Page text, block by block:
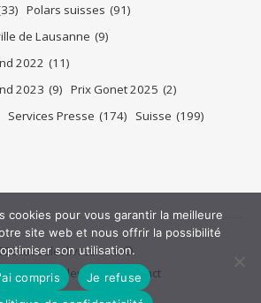
Polars suisses (91)
de Lausanne (9)
2022 (11)
2023 (9) Prix Gonet 2025 (2)
Services Presse (174) Suisse (199)
tasouleslivres.com ©
de confidentialité Contact
cookies pour vous garantir la meilleure
site web et nous offrir la possibilité
son utilisation.
compris
Je refuse